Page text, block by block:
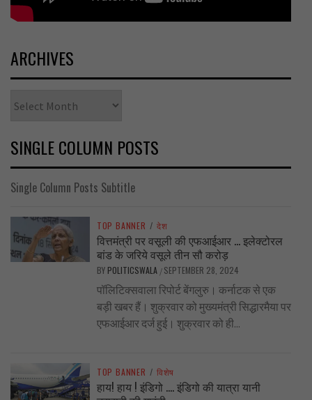
ARCHIVES
SINGLE COLUMN POSTS
Single Column Posts Subtitle
TOP BANNER / देश
वित्तमंत्री पर वसूली की एफआईआर … इलेक्टोरल
बांड के जरिये वसूले तीन सौ करोड़
BY POLITICSWALA / SEPTEMBER 28, 2024
पॉलिटिक्सवाला रिपोर्ट बेंगलुरु। कर्नाटक से एक
बड़ी खबर हैं। शुक्रवार को मुख्यमंत्री सिद्धारमैया पर
एफआईआर दर्ज हुई। शुक्रवार को ही...
TOP BANNER / विशेष
हाय! हाय ! इंडिगो …. इंडिगो की यात्रा यानी